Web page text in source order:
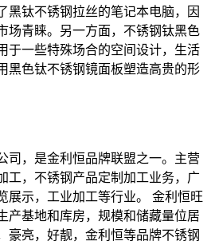
黑钛不锈钢拉丝的笔记本电脑，因
场青睐。另一方面，不锈钢钛黑色
于一些特殊场合的空间设计，生活
黑色钛不锈钢镜面板塑造高贵的形
司，是金利恒品牌联盟之一。主营
工，不锈钢产品定制加工业务，广
展示，工业加工等行业。 金利恒旺
产基地和库房，规模和储藏量位居
豪亮，好靓，金利恒等品牌不锈钢